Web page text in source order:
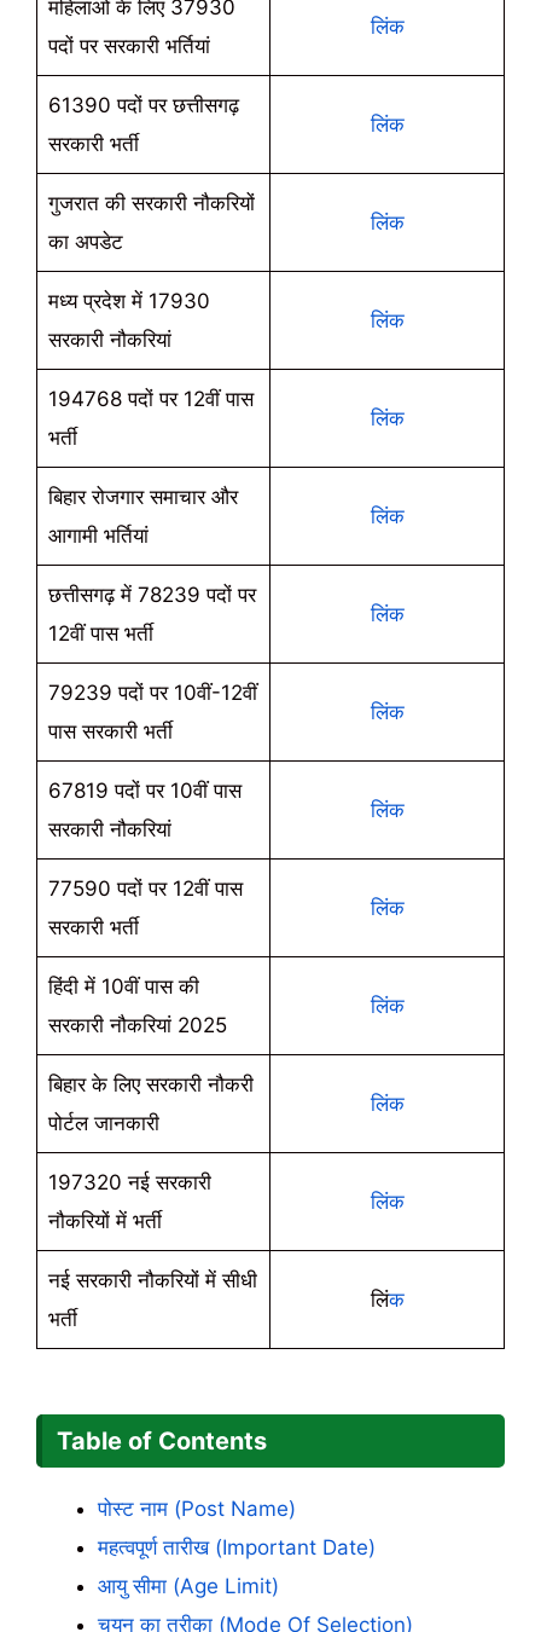
महिलाओं के लिए 37930
पदों पर सरकारी भर्तियां
लिंक
61390 पदों पर छत्तीसगढ़
सरकारी भर्ती
लिंक
गुजरात की सरकारी नौकरियों
का अपडेट
लिंक
मध्य प्रदेश में 17930
सरकारी नौकरियां
लिंक
194768 पदों पर 12वीं पास
भर्ती
लिंक
बिहार रोजगार समाचार और
आगामी भर्तियां
लिंक
छत्तीसगढ़ में 78239 पदों पर
12वीं पास भर्ती
लिंक
79239 पदों पर 10वीं-12वीं
पास सरकारी भर्ती
लिंक
67819 पदों पर 10वीं पास
सरकारी नौकरियां
लिंक
77590 पदों पर 12वीं पास
सरकारी भर्ती
लिंक
हिंदी में 10वीं पास की
सरकारी नौकरियां 2025
लिंक
बिहार के लिए सरकारी नौकरी
पोर्टल जानकारी
लिंक
197320 नई सरकारी
नौकरियों में भर्ती
लिंक
नई सरकारी नौकरियों में सीधी
भर्ती
लिंक
Table of Contents
पोस्ट नाम (Post Name)
महत्वपूर्ण तारीख (Important Date)
आयु सीमा (Age Limit)
चयन का तरीका (Mode Of Selection)